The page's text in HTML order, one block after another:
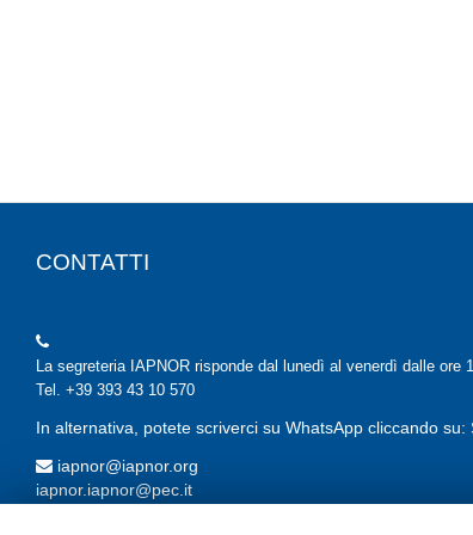
CONTATTI
La segreteria IAPNOR risponde dal lunedì al venerdì dalle ore
Tel. +39 393 43 10 570
In alternativa, potete scriverci su WhatsApp cliccando su:
iapnor@iapnor.org
iapnor.iapnor@pec.it